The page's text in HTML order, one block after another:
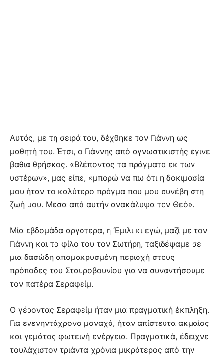
Αυτός, με τη σειρά του, δέχθηκε τον Γιάννη ως
μαθητή του. Έτσι, ο Γιάννης από αγνωστικιστής έγινε
βαθιά θρήσκος. «Βλέποντας τα πράγματα εκ των
υστέρων», μας είπε, «μπορώ να πω ότι η δοκιμασία
μου ήταν το καλύτερο πράγμα που μου συνέβη στη
ζωή μου. Μέσα από αυτήν ανακάλυψα τον Θεό».
Μία εβδομάδα αργότερα, η ‘Εμιλι κι εγώ, μαζί με τον
Γιάννη και το φίλο του τον Σωτήρη, ταξιδέψαμε σε
μια δασώδη απομακρυσμένη περιοχή στους
πρόποδες του Σταυροβουνίου για να συναντήσουμε
τον πατέρα Σεραφείμ.
Ο γέροντας Σεραφείμ ήταν μια πραγματική έκπληξη.
Για ενενηντάχρονο μοναχό, ήταν απίστευτα ακμαίος
και γεμάτος φωτεινή ενέργεια. Πραγματικά, έδειχνε
τουλάχιστον τριάντα χρόνια μικρότερος από την